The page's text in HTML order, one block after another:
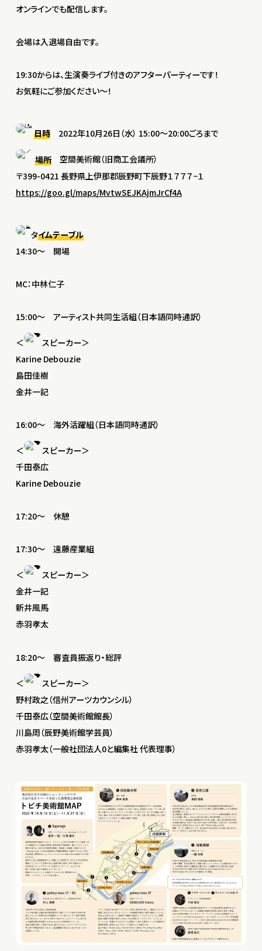
オンラインでも配信します。
会場は入退場自由です。
19:30からは、生演奏ライブ付きのアフターパーティーです！
お気軽にご参加ください〜！
日時2022年10月26日（水） 15:00〜20:00ごろまで
場所空間美術館（旧商工会議所）
〒399-0421 長野県上伊那郡辰野町下辰野１７７７−１
https://goo.gl/maps/MvtwSEJKAjmJrCf4A
タイムテーブル
14:30〜 開場
MC：中林仁子
15:00〜 アーティスト共同生活組（日本語同時通訳）
＜
スピーカー＞
Karine Debouzie
島田佳樹
金井一記
16:00〜 海外活躍組（日本語同時通訳）
＜
スピーカー＞
千田泰広
Karine Debouzie
17:20〜 休憩
17:30〜 遠藤産業組
＜
スピーカー＞
金井一記
新井風馬
赤羽孝太
18:20〜 審査員振返り・総評
＜
スピーカー＞
野村政之（信州アーツカウンシル）
千田泰広（空間美術館館長）
川島周（辰野美術館学芸員）
赤羽孝太（一般社団法人0と編集社 代表理事）